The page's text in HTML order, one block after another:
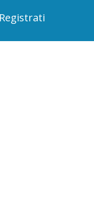
Registrati